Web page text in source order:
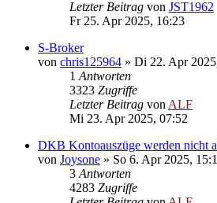
Letzter Beitrag von JST1962
Fr 25. Apr 2025, 16:23
S-Broker
von chris125964 » Di 22. Apr
1 Antworten
3323 Zugriffe
Letzter Beitrag von ALF
Mi 23. Apr 2025, 07:52
DKB Kontoauszüge werden nicht
von Joysone » So 6. Apr 2025,
3 Antworten
4283 Zugriffe